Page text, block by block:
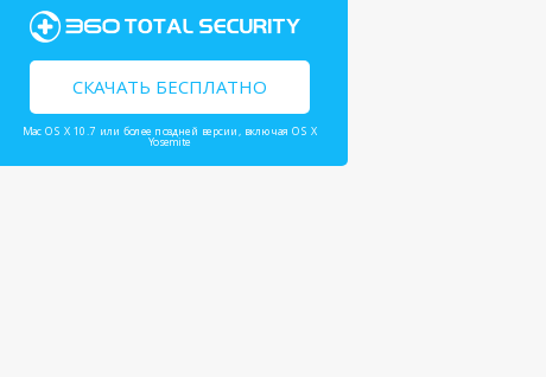
СКАЧАТЬ БЕСПЛАТНО
Mac OS X 10.7 или более поздней версии, включая OS X
Yosemite